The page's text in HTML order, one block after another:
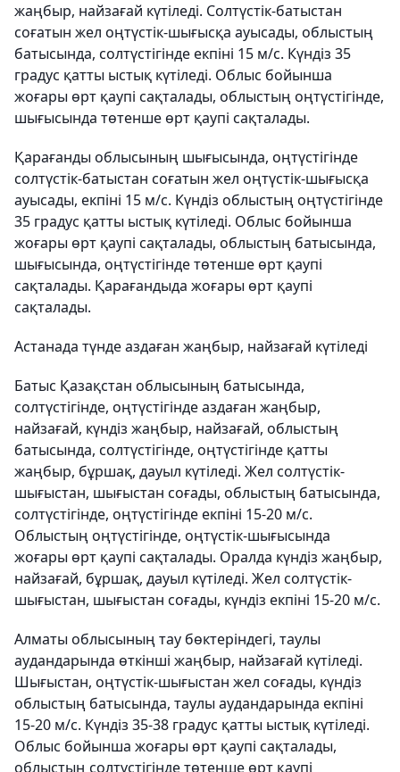
жаңбыр, найзағай күтіледі. Солтүстік-батыстан
соғатын жел оңтүстік-шығысқа ауысады, облыстың
батысында, солтүстігінде екпіні 15 м/с. Күндіз 35
градус қатты ыстық күтіледі. Облыс бойынша
жоғары өрт қаупі сақталады, облыстың оңтүстігінде,
шығысында төтенше өрт қаупі сақталады.
Қарағанды облысының шығысында, оңтүстігінде
солтүстік-батыстан соғатын жел оңтүстік-шығысқа
ауысады, екпіні 15 м/с. Күндіз облыстың оңтүстігінде
35 градус қатты ыстық күтіледі. Облыс бойынша
жоғары өрт қаупі сақталады, облыстың батысында,
шығысында, оңтүстігінде төтенше өрт қаупі
сақталады. Қарағандыда жоғары өрт қаупі
сақталады.
Астанада түнде аздаған жаңбыр, найзағай күтіледі
Батыс Қазақстан облысының батысында,
солтүстігінде, оңтүстігінде аздаған жаңбыр,
найзағай, күндіз жаңбыр, найзағай, облыстың
батысында, солтүстігінде, оңтүстігінде қатты
жаңбыр, бұршақ, дауыл күтіледі. Жел солтүстік-
шығыстан, шығыстан соғады, облыстың батысында,
солтүстігінде, оңтүстігінде екпіні 15-20 м/с.
Облыстың оңтүстігінде, оңтүстік-шығысында
жоғары өрт қаупі сақталады. Оралда күндіз жаңбыр,
найзағай, бұршақ, дауыл күтіледі. Жел солтүстік-
шығыстан, шығыстан соғады, күндіз екпіні 15-20 м/с.
Алматы облысының тау бөктеріндегі, таулы
аудандарында өткінші жаңбыр, найзағай күтіледі.
Шығыстан, оңтүстік-шығыстан жел соғады, күндіз
облыстың батысында, таулы аудандарында екпіні
15-20 м/с. Күндіз 35-38 градус қатты ыстық күтіледі.
Облыс бойынша жоғары өрт қаупі сақталады,
облыстың солтүстігінде төтенше өрт қаупі